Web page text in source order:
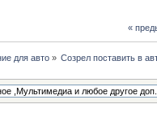
«
для авто » Созрел поставить в